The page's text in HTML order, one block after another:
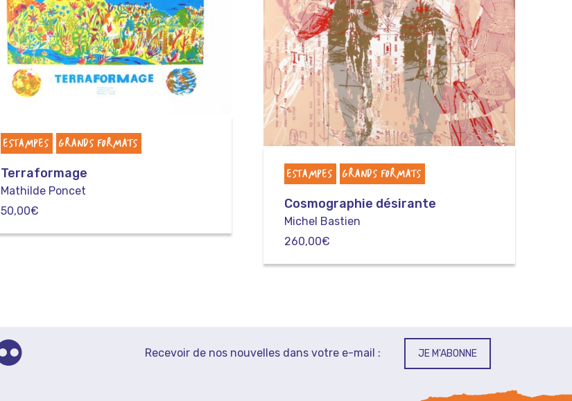
ESTAMPES GRANDS FORMATS
Terraformage
Mathilde Poncet
50,00€
ESTAMPES GRANDS FORMATS
Cosmographie désirante
Michel Bastien
260,00€
Recevoir de nos nouvelles dans votre e-mail : JE M'ABONNE